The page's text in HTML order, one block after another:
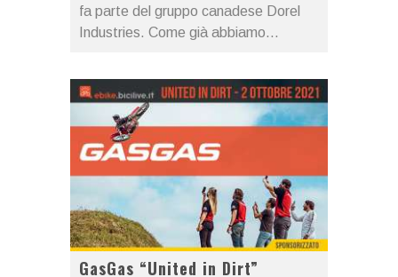
fa parte del gruppo canadese Dorel
Industries. Come già abbiamo...
GasGas “United in Dirt”